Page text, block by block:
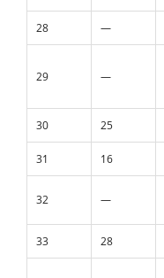
28 —
29 —
30 25
31 16
32 —
33 28